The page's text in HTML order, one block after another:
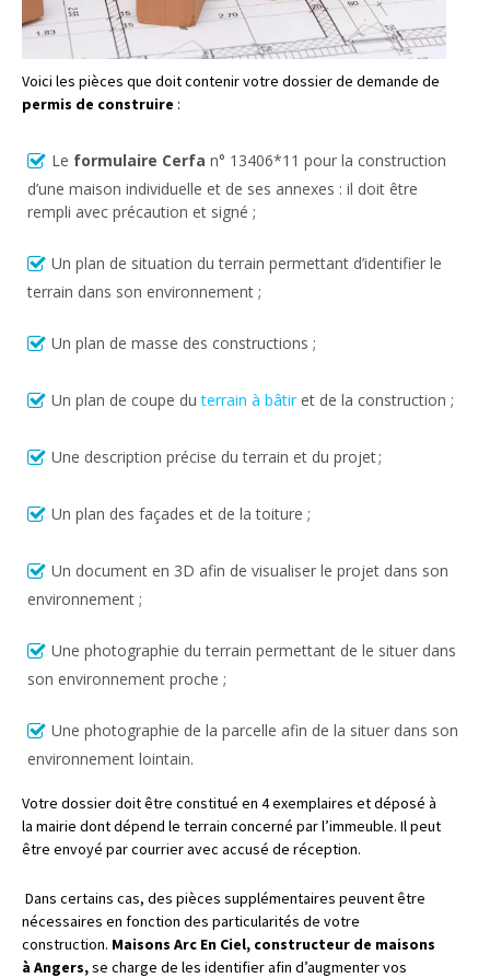
Voici les pièces que doit contenir votre dossier de demande de
permis de construire :
Le formulaire Cerfa n° 13406*11 pour la construction
d’une maison individuelle et de ses annexes : il doit être
rempli avec précaution et signé ;
Un plan de situation du terrain permettant d’identifier le
terrain dans son environnement ;
Un plan de masse des constructions ;
Un plan de coupe duterrain à bâtiret de la construction ;
Une description précise du terrain et du projet ;
Un plan des façades et de la toiture ;
Un document en 3D afin de visualiser le projet dans son
environnement ;
Une photographie du terrain permettant de le situer dans
son environnement proche ;
Une photographie de la parcelle afin de la situer dans son
environnement lointain.
Votre dossier doit être constitué en 4 exemplaires et déposé à
la mairie dont dépend le terrain concerné par l’immeuble. Il peut
être envoyé par courrier avec accusé de réception.
Dans certains cas, des pièces supplémentaires peuvent être
nécessaires en fonction des particularités de votre
construction. Maisons Arc En Ciel, constructeur de maisons
à Angers,se charge de les identifier afin d’augmenter vos